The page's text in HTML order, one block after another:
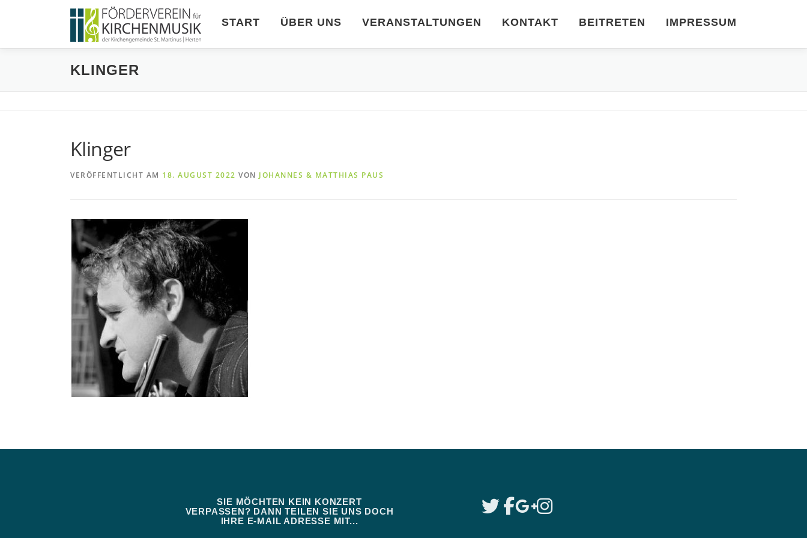
START ÜBER UNS VERANSTALTUNGEN KONTAKT BEITRETEN IMPRESSUM
KLINGER
Klinger
VERÖFFENTLICHT AM 18. AUGUST 2022 VON JOHANNES & MATTHIAS PAUS
SIE MÖCHTEN KEIN KONZERT
VERPASSEN? DANN TEILEN SIE UNS DOCH
IHRE E-MAIL ADRESSE MIT...